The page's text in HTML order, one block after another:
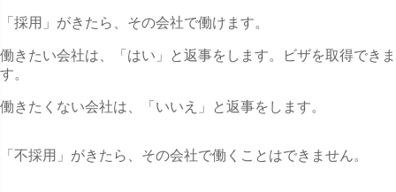
「採用」がきたら、その会社で働けます。
働きたい会社は、「はい」と返事をします。ビザを取得できま
す。
働きたくない会社は、「いいえ」と返事をします。
「不採用」がきたら、その会社で働くことはできません。